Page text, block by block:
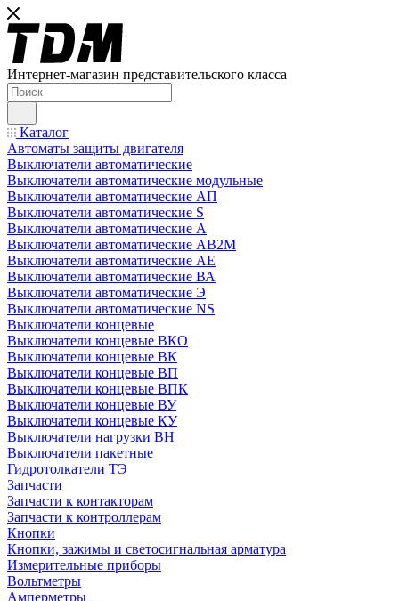
Интернет-магазин представительского класса
Каталог
Автоматы защиты двигателя
Выключатели автоматические
Выключатели автоматические модульные
Выключатели автоматические АП
Выключатели автоматические S
Выключатели автоматические А
Выключатели автоматические АВ2М
Выключатели автоматические АЕ
Выключатели автоматические ВА
Выключатели автоматические Э
Выключатели автоматические NS
Выключатели концевые
Выключатели концевые ВКО
Выключатели концевые ВК
Выключатели концевые ВП
Выключатели концевые ВПК
Выключатели концевые ВУ
Выключатели концевые КУ
Выключатели нагрузки ВН
Выключатели пакетные
Гидротолкатели ТЭ
Запчасти
Запчасти к контакторам
Запчасти к контроллерам
Кнопки
Кнопки, зажимы и светосигнальная арматура
Измерительные приборы
Вольтметры
Амперметры